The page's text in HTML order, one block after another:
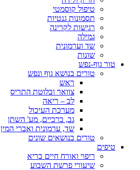
טיפול קוסמטי
תסמונות גנטיות
רגישות לקרינה
גמילה
שד וערמונית
שונות
טור גוף-נפש
טורים בנושא גוף ונפש
ראש
צוואר ובלוטת התריס
לב – ריאה
מערכת העיכול
גב, ברכיים, מע' השתן
שד, ערמונית ואברי המין
טורים בנושאים שונים
טיפים
ריפוי ואורח חיים בריא
שיעורי פרשת השבוע